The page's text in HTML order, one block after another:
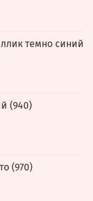
темно синий
(940)
(970)